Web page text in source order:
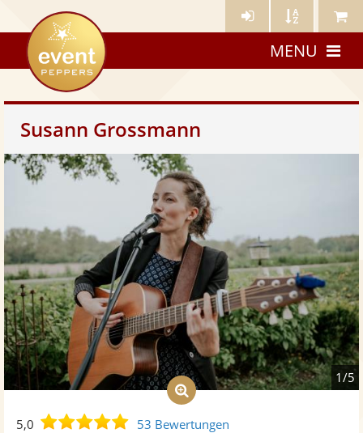
Künstler- Künstler Meine
eventpeppers
MENU
Susann Grossmann
1/5
5,0
5,053 Bewertungen